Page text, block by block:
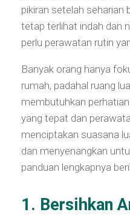
pikiran setelah seharian
tetap terlihat indah dan
perlu perawatan rutin
Banyak orang hanya
rumah, padahal ruang
membutuhkan
yang tepat dan
menciptakan suasana
dan menyenangkan
panduan lengkapnya
1. Bersihkan